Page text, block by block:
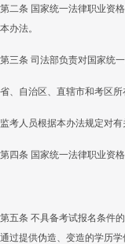
第二条 国家统一法律职业资
本办法。
第三条 司法部负责对国家统
省、自治区、直辖市和考区
监考人员根据本办法规定对
第四条 国家统一法律职业资
第五条 不具备考试报名条件
通过提供伪造、变造的学历